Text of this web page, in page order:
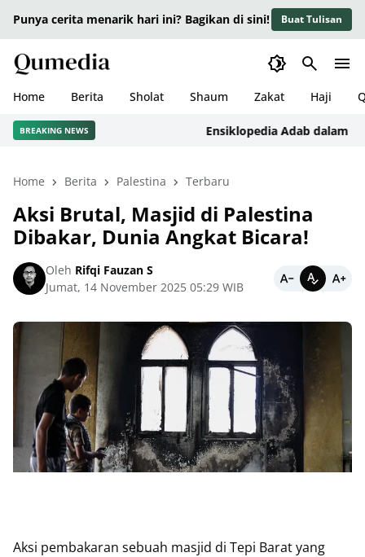
Punya cerita menarik hari ini? Bagikan di sini! Buat Tulisan
Home Berita Sholat Shaum Zakat Haji
BREAKING NEWS Ensiklopedia Adab dalam
Home Berita Palestina Terbaru
Aksi Brutal, Masjid di Palestina
Dibakar, Dunia Angkat Bicara!
Oleh Rifqi Fauzan S
Jumat, 14 November 2025 05:29 WIB
Aksi pembakaran sebuah masjid di Tepi Barat yang